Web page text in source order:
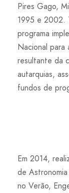
Pires Gago,
1995 e 2002.
programa
Nacional para
resultante da
autarquias,
fundos de
Em 2014,
de
no Verão,